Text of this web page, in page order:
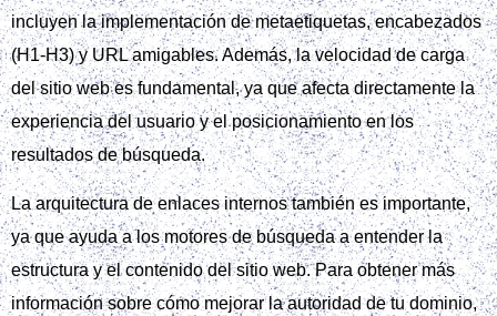
incluyen la implementación de metaetiquetas, encabezados
(H1-H3) y URL amigables. Además, la velocidad de carga
del sitio web es fundamental, ya que afecta directamente la
experiencia del usuario y el posicionamiento en los
resultados de búsqueda.
La arquitectura de enlaces internos también es importante,
ya que ayuda a los motores de búsqueda a entender la
estructura y el contenido del sitio web. Para obtener más
información sobre cómo mejorar la autoridad de tu dominio,